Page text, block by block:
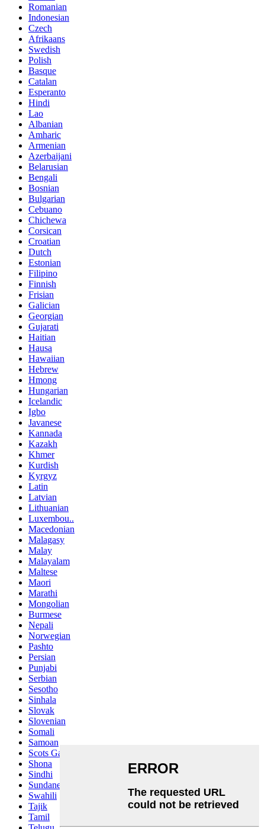
Romanian
Indonesian
Czech
Afrikaans
Swedish
Polish
Basque
Catalan
Esperanto
Hindi
Lao
Albanian
Amharic
Armenian
Azerbaijani
Belarusian
Bengali
Bosnian
Bulgarian
Cebuano
Chichewa
Corsican
Croatian
Dutch
Estonian
Filipino
Finnish
Frisian
Galician
Georgian
Gujarati
Haitian
Hausa
Hawaiian
Hebrew
Hmong
Hungarian
Icelandic
Igbo
Javanese
Kannada
Kazakh
Khmer
Kurdish
Kyrgyz
Latin
Latvian
Lithuanian
Luxembou..
Macedonian
Malagasy
Malay
Malayalam
Maltese
Maori
Marathi
Mongolian
Burmese
Nepali
Norwegian
Pashto
Persian
Punjabi
Serbian
Sesotho
Sinhala
Slovak
Slovenian
Somali
Samoan
Scots Gaelic
Shona
Sindhi
Sundanese
Swahili
Tajik
Tamil